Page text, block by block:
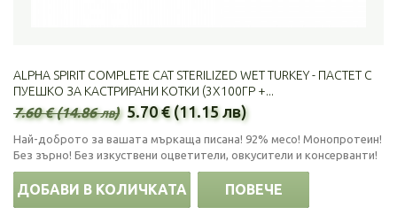
ALPHA SPIRIT COMPLETE CAT STERILIZED WET TURKEY - ПАСТЕТ С
ПУЕШКО ЗА КАСТРИРАНИ КОТКИ (3Х100ГР +...
7.60 € (14.86 лв) 5.70 € (11.15 лв)
Най-доброто за вашата мъркаща писана! 92% месо! Монопротеин!
Без зърно! Без изкуствени оцветители, овкусители и консерванти!
ДОБАВИ В КОЛИЧКАТА ПОВЕЧЕ